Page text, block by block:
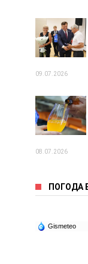
09.07.2026
08.07.2026
ПОГОДА
Gismeteo